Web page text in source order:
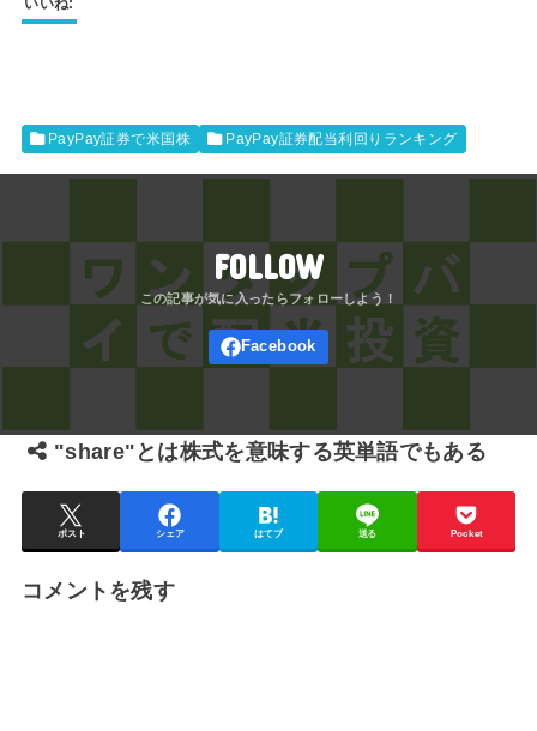
いいね:
PayPay証券で米国株 PayPay証券配当利回りランキング
FOLLOW
"share"とは株式を意味する英単語でもある
ポスト シェア はてブ 送る Pocket
コメントを残す